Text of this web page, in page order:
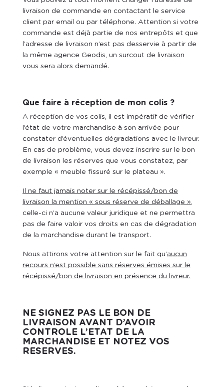
livraison de commande en contactant le service
client par email ou par téléphone. Attention si votre
commande est déjà partie de nos entrepôts et que
l’adresse de livraison n’est pas desservie à partir de
la même agence Geodis, un surcout de livraison
vous sera alors demandé.
Que faire à réception de mon colis ?
A réception de vos colis, il est impératif de vérifier
l’état de votre marchandise à son arrivée pour
constater d’éventuelles dégradations avec le livreur.
En cas de problème, vous devez inscrire sur le bon
de livraison les réserves que vous constatez, par
exemple « meuble fissuré sur le plateau ».
Il ne faut jamais noter sur le récépissé/bon de
livraison la mention « sous réserve de déballage »
celle-ci n’a aucune valeur juridique et ne permettra
pas de faire valoir vos droits en cas de dégradation
de la marchandise durant le transport.
Nous attirons votre attention sur le fait qu’aucun
recours n’est possible sans réserves émises sur le
récépissé/bon de livraison en présence du livreur.
NE SIGNEZ PAS LE BON DE
LIVRAISON AVANT D’AVOIR
CONTROLE L’ETAT DE LA
MARCHANDISE ET NOTEZ VOS
RESERVES.